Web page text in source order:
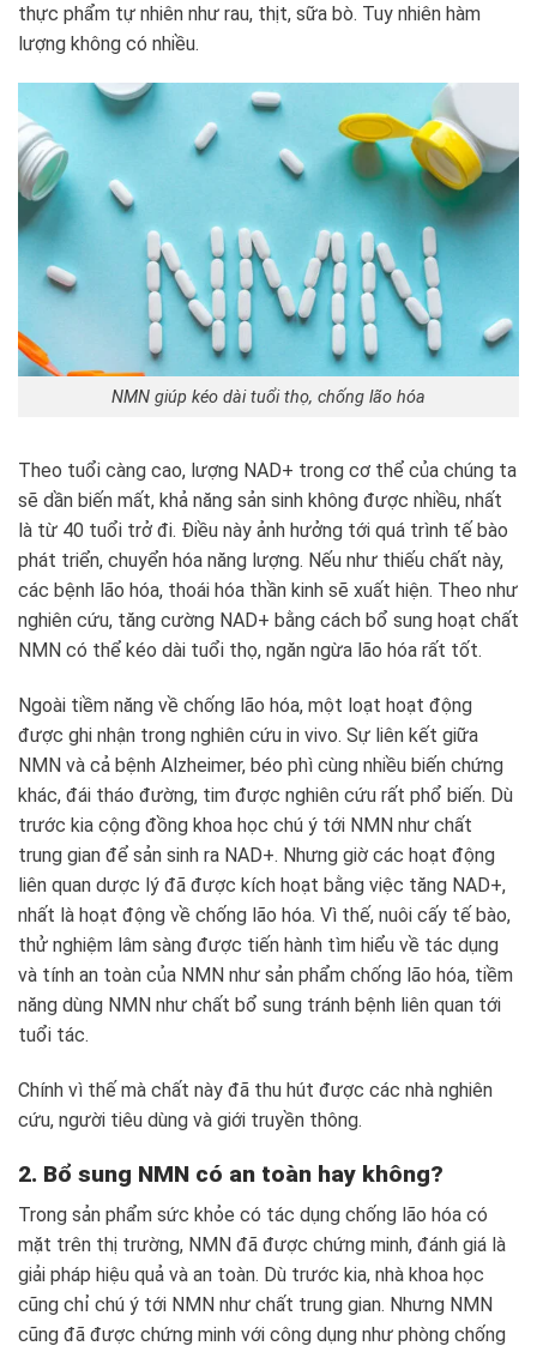
thực phẩm tự nhiên như rau, thịt, sữa bò. Tuy nhiên hàm
lượng không có nhiều.
NMN giúp kéo dài tuổi thọ, chống lão hóa
Theo tuổi càng cao, lượng NAD+ trong cơ thể của chúng ta
sẽ dần biến mất, khả năng sản sinh không được nhiều, nhất
là từ 40 tuổi trở đi. Điều này ảnh hưởng tới quá trình tế bào
phát triển, chuyển hóa năng lượng. Nếu như thiếu chất này,
các bệnh lão hóa, thoái hóa thần kinh sẽ xuất hiện. Theo như
nghiên cứu, tăng cường NAD+ bằng cách bổ sung hoạt chất
NMN có thể kéo dài tuổi thọ, ngăn ngừa lão hóa rất tốt.
Ngoài tiềm năng về chống lão hóa, một loạt hoạt động
được ghi nhận trong nghiên cứu in vivo. Sự liên kết giữa
NMN và cả bệnh Alzheimer, béo phì cùng nhiều biến chứng
khác, đái tháo đường, tim được nghiên cứu rất phổ biến. Dù
trước kia cộng đồng khoa học chú ý tới NMN như chất
trung gian để sản sinh ra NAD+. Nhưng giờ các hoạt động
liên quan dược lý đã được kích hoạt bằng việc tăng NAD+,
nhất là hoạt động về chống lão hóa. Vì thế, nuôi cấy tế bào,
thử nghiệm lâm sàng được tiến hành tìm hiểu về tác dụng
và tính an toàn của NMN như sản phẩm chống lão hóa, tiềm
năng dùng NMN như chất bổ sung tránh bệnh liên quan tới
tuổi tác.
Chính vì thế mà chất này đã thu hút được các nhà nghiên
cứu, người tiêu dùng và giới truyền thông.
2. Bổ sung NMN có an toàn hay không?
Trong sản phẩm sức khỏe có tác dụng chống lão hóa có
mặt trên thị trường, NMN đã được chứng minh, đánh giá là
giải pháp hiệu quả và an toàn. Dù trước kia, nhà khoa học
cũng chỉ chú ý tới NMN như chất trung gian. Nhưng NMN
cũng đã được chứng minh với công dụng như phòng chống